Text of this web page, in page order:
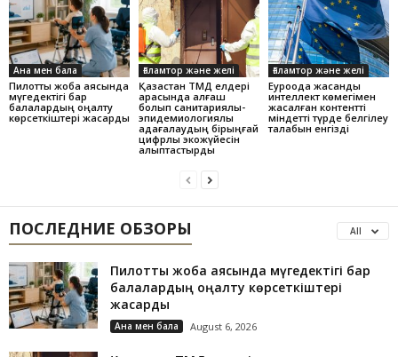
Ана мен бала
Пилоттық жоба аясында
мүгедектігі бар
балалардың оңалту
көрсеткіштері жақсарды
Ғаламтор және желі
Қазақстан ТМД елдері
арасында алғаш
болып санитариялық-
эпидемиологиялық
қадағалаудың бірыңғай
цифрлық экожүйесін
қалыптастырды
Ғаламтор және желі
Еуроодақ жасанды
интеллект көмегімен
жасалған контентті
міндетті түрде белгілеу
талабын енгізді
ПОСЛЕДНИЕ ОБЗОРЫ All
Пилоттық жоба аясында мүгедектігі бар
балалардың оңалту көрсеткіштері
жақсарды
Ана мен бала August 6, 2026